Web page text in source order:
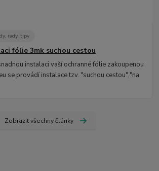
rady, tipy
fólie 3mk suchou cestou
instalaci vaší ochranné fólie zakoupenou
se provádí instalace tzv. "suchou cestou","na
Zobrazit všechny články